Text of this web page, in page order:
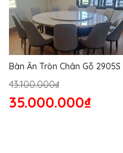
Bàn Ăn Tròn Chân Gỗ 2905S
43.100.000₫
35.000.000₫